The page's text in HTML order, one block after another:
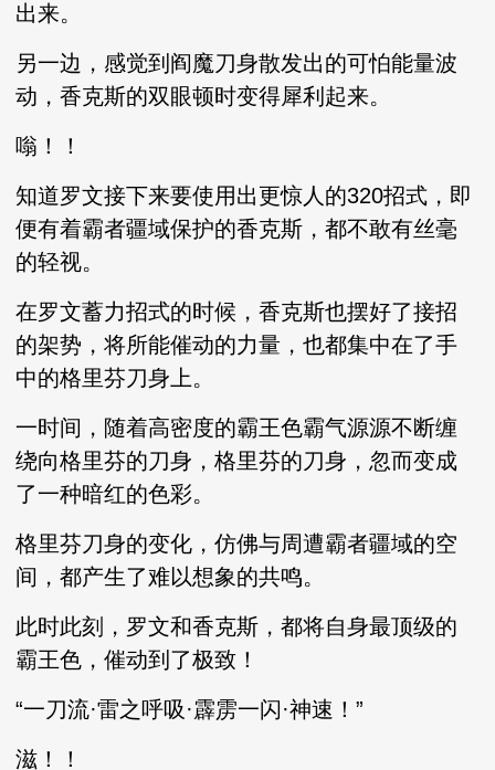
出来。
另一边，感觉到阎魔刀身散发出的可怕能量波
动，香克斯的双眼顿时变得犀利起来。
嗡！！
知道罗文接下来要使用出更惊人的320招式，即
便有着霸者疆域保护的香克斯，都不敢有丝毫
的轻视。
在罗文蓄力招式的时候，香克斯也摆好了接招
的架势，将所能催动的力量，也都集中在了手
中的格里芬刀身上。
一时间，随着高密度的霸王色霸气源源不断缠
绕向格里芬的刀身，格里芬的刀身，忽而变成
了一种暗红的色彩。
格里芬刀身的变化，仿佛与周遭霸者疆域的空
间，都产生了难以想象的共鸣。
此时此刻，罗文和香克斯，都将自身最顶级的
霸王色，催动到了极致！
“一刀流·雷之呼吸·霹雳一闪·神速！”
滋！！